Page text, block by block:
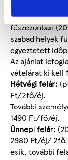
felhasználható
időszakban
főszezonban
szabad helyek
egyeztetett
Az ajánlat
vételárat ki kell
Hétvégi felár:
Ft/2fő/éj.
További
1490 Ft/fő/éj.
Ünnepi felár:
2980 Ft/éj/ 2fő.
esik, további